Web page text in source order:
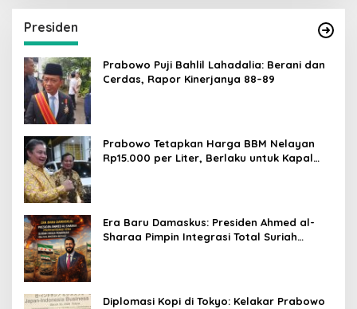
Presiden
Prabowo Puji Bahlil Lahadalia: Berani dan
Cerdas, Rapor Kinerjanya 88–89
Prabowo Tetapkan Harga BBM Nelayan
Rp15.000 per Liter, Berlaku untuk Kapal
Era Baru Damaskus: Presiden Ahmed al-
Sharaa Pimpin Integrasi Total Suriah
Diplomasi Kopi di Tokyo: Kelakar Prabowo